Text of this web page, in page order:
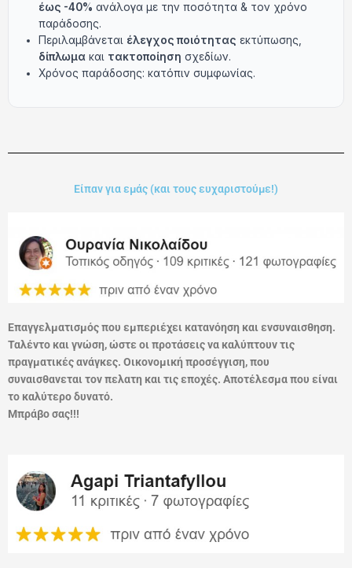
έως -40% ανάλογα με την ποσότητα & τον χρόνο
παράδοσης.
Περιλαμβάνεται έλεγχος ποιότητας εκτύπωσης,
δίπλωμα και τακτοποίηση σχεδίων.
Χρόνος παράδοσης: κατόπιν συμφωνίας.
Είπαν για εμάς (και τους ευχαριστούμε!)
Επαγγελματισμός που εμπεριέχει κατανόηση και ενσυναισθηση.
Ταλέντο και γνώση, ώστε οι προτάσεις να καλύπτουν τις
πραγματικές ανάγκες. Οικονομική προσέγγιση, που
συναισθανεται τον πελατη και τις εποχές. Αποτέλεσμα που είναι
το καλύτερο δυνατό.
Μπράβο σας!!!